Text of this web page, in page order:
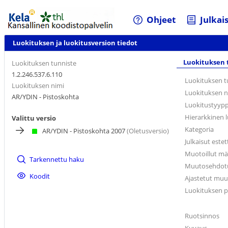
Ohjeet
Luokituksen ja luokitusversion tiedot
Luokituksen tunniste
1.2.246.537.6.110
Luokituksen nimi
AR/YDIN - Pistoskohta
Valittu versio
AR/YDIN - Pistoskohta 2007(Oletusversio)
Tarkennettu haku
Koodit
Luokituksen
Luokituksen
Luokituksen
Hierarkkinen
Kategoria
Julkaisut
Muotoillut
Ajastetut
Luokituksen
Ruotsinnos